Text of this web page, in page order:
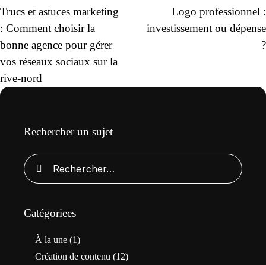
Trucs et astuces marketing
: Comment choisir la
bonne agence pour gérer
vos réseaux sociaux sur la
rive-nord
Logo professionnel :
investissement ou dépense
?
Rechercher un sujet
Catégoriees
À la une (1)
Création de contenu (12)